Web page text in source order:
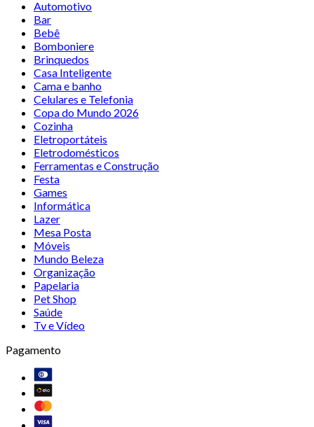
Automotivo
Bar
Bebê
Bomboniere
Brinquedos
Casa Inteligente
Cama e banho
Celulares e Telefonia
Copa do Mundo 2026
Cozinha
Eletroportáteis
Eletrodomésticos
Ferramentas e Construção
Festa
Games
Informática
Lazer
Mesa Posta
Móveis
Mundo Beleza
Organização
Papelaria
Pet Shop
Saúde
Tv e Vídeo
Pagamento